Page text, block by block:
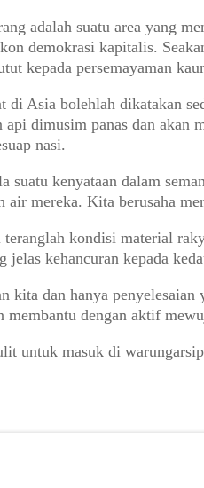
adalah suatu area yang
demokrasi kapitalis.
kepada persemayaman
di Asia bolehlah dikatakan
api dimusim panas dan akan
nasi.
suatu kenyataan dalam
air mereka. Kita berusaha
kondisi material
kehancuran kepada
kita dan hanya
membantu dengan aktif
untuk masuk di